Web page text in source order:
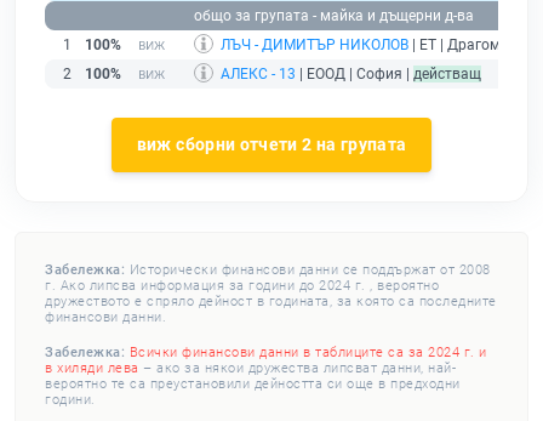
общо за групата - майка и дъщерни д-ва
1
100% ЛЪЧ - ДИМИТЪР НИКОЛОВ | ЕТ | Драгоман |
2
100% АЛЕКС - 13 | ЕООД | София | действащ
виж сборни отчети 2 на групата
Забележка: Исторически финансови данни се поддържат от 2008
г. Ако липсва информация за години до 2024 г. , вероятно
дружеството е спряло дейност в годината, за която са последните
финансови данни.
Забележка: Всички финансови данни в таблиците са за 2024 г. и
в хиляди лева – ако за някои дружества липсват данни, най-
вероятно те са преустановили дейността си още в предходни
години.